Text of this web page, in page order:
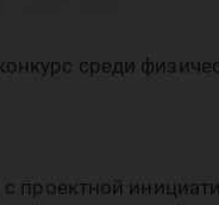
среди
проектной